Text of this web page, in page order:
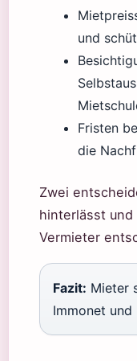
und
Fristen
die
Zwei
hinterlässt
Vermieter
Fazit: Mieter
Immonet und